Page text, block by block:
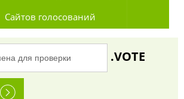
Сайтов голосований
.VOTE